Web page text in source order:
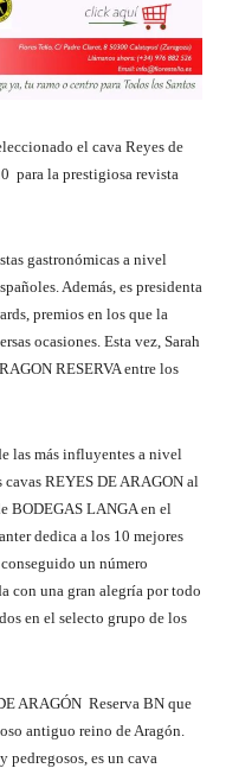
el cava Reyes de
para la prestigiosa revista
gastronómicas a nivel
Además, es presidenta
premios en los que la
ocasiones. Esta vez, Sarah
RESERVA entre los
las más influyentes a nivel
REYES DE ARAGON al
BODEGAS LANGA en el
dedica a los 10 mejores
un número
con una gran alegría por todo
en el selecto grupo de los
ARAGÓN Reserva BN que
antiguo reino de Aragón.
es un cava